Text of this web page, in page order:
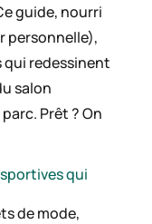
guide, nourri
personnelle),
qui redessinent
salon
Prêt ? On
qui
de mode,